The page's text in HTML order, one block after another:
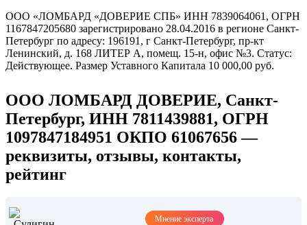
ООО «ЛОМБАРД «ДОВЕРИЕ СПБ» ИНН 7839064061, ОГРН
1167847205680 зарегистрировано 28.04.2016 в регионе Санкт-
Петербург по адресу: 196191, г Санкт-Петербург, пр-кт
Ленинский, д. 168 ЛИТЕР А, помещ. 15-н, офис №3. Статус:
Действующее. Размер Уставного Капитала 10 000,00 руб.
ООО ЛОМБАРД ДОВЕРИЕ, Санкт-
Петербург, ИНН 7811439881, ОГРН
1097847184951 ОКПО 61067656 —
реквизиты, отзывы, контакты,
рейтинг
Мнение эксперта